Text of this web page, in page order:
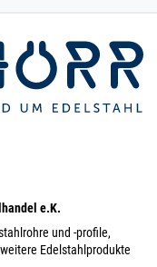
e.K.
und -profile,
Edelstahlprodukte